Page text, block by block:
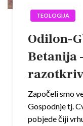
TEOLOGIJA
Odilon-
Betanija
Započeli smo
Gospodnje tj.
pobjede čiji